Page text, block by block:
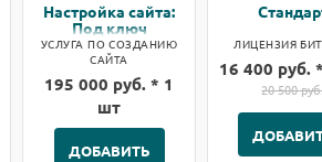
Настройка сайта:
Под ключ
УСЛУГА ПО СОЗДАНИЮ
САЙТА
195 000 руб. * 1
шт
ДОБАВИТЬ
ЛИЦЕНЗИЯ
16 400 руб.
20 500